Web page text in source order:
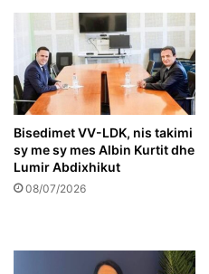
Bisedimet VV-LDK, nis takimi
sy me sy mes Albin Kurtit dhe
Lumir Abdixhikut
08/07/2026